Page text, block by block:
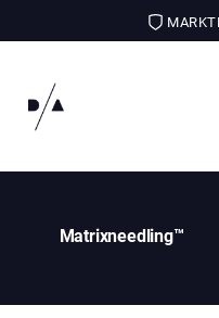
Matrixneedling™